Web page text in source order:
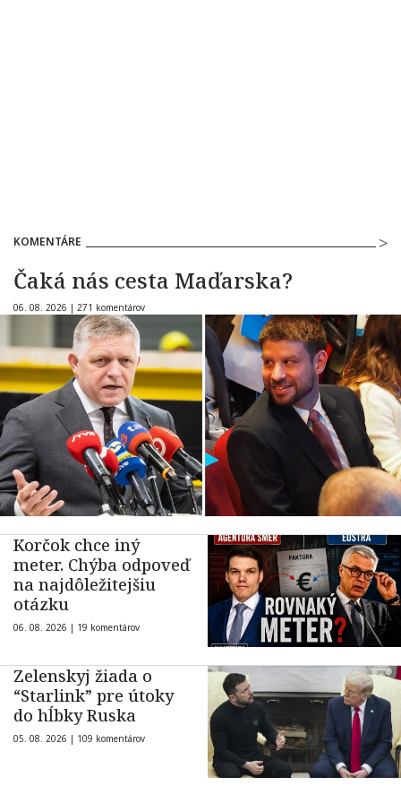
KOMENTÁRE
Čaká nás cesta Maďarska?
06. 08. 2026 | 271 komentárov
Korčok chce iný
meter. Chýba odpoveď
na najdôležitejšiu
otázku
06. 08. 2026 | 19 komentárov
Zelenskyj žiada o
“Starlink” pre útoky
do hĺbky Ruska
05. 08. 2026 | 109 komentárov